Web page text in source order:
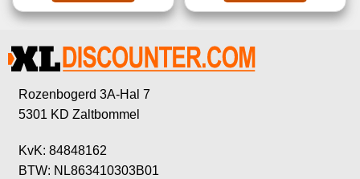
Rozenbogerd 3A-Hal 7
5301 KD Zaltbommel
KvK: 84848162
BTW: NL863410303B01